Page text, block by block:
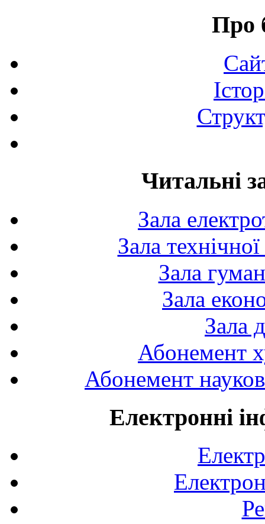
Про
Читальні
Зала
Зала
Зала
Зала
Зала
Абонемент
Абонемент
Електронні